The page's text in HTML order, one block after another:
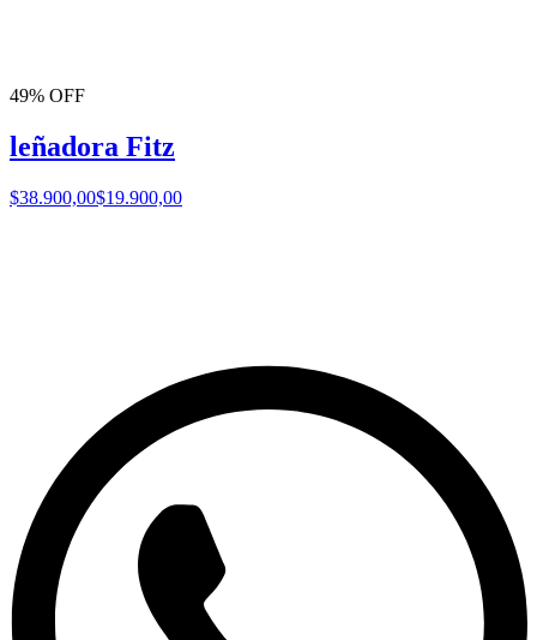
49% OFF
leñadora Fitz
$38.900,00$19.900,00